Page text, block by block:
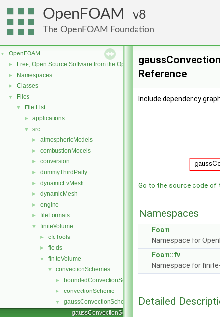
OpenFOAM 8
The OpenFOAM Foundation
▼ OpenFOAM
► Free, Open Source Software from the OpenFOAM Foundation
► Namespaces
► Classes
▼ Files
▼ File List
► applications
▼ src
► atmosphericModels
► combustionModels
► conversion
► dummyThirdParty
► dynamicFvMesh
► dynamicMesh
► engine
► fileFormats
▼ finiteVolume
► cfdTools
► fields
▼ finiteVolume
▼ convectionSchemes
► boundedConvectionScheme
► convectionScheme
▼
gaussConvectionScheme
gaussConvectionScheme.C
Reference
Include dependency
Go to the source code of
Namespaces
Foam
Namespace for
Foam::fv
Namespace for
Detailed